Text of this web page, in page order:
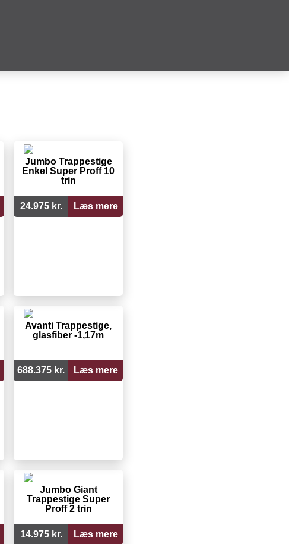
Jumbo Trappestige
Enkel Super Proff 10
trin
24.975 kr. Læs mere
Avanti Trappestige,
glasfiber -1,17m
688.375 kr. Læs mere
Jumbo Giant
Trappestige Super
Proff 2 trin
14.975 kr. Læs mere